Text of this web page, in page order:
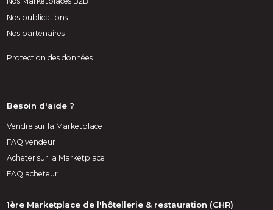
Nos publications
Nos partenaires
Protection des données
Besoin d'aide ?
Vendre sur la Marketplace
FAQ vendeur
Acheter sur la Marketplace
FAQ acheteur
1ère Marketplace de l'hôtellerie & restauration (CHR)